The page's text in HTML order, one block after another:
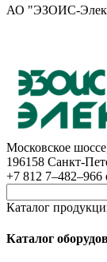
АО "ЭЗОИС-
Московское
196158 Санкт-
+7 812 7–482–966
Каталог
Каталог